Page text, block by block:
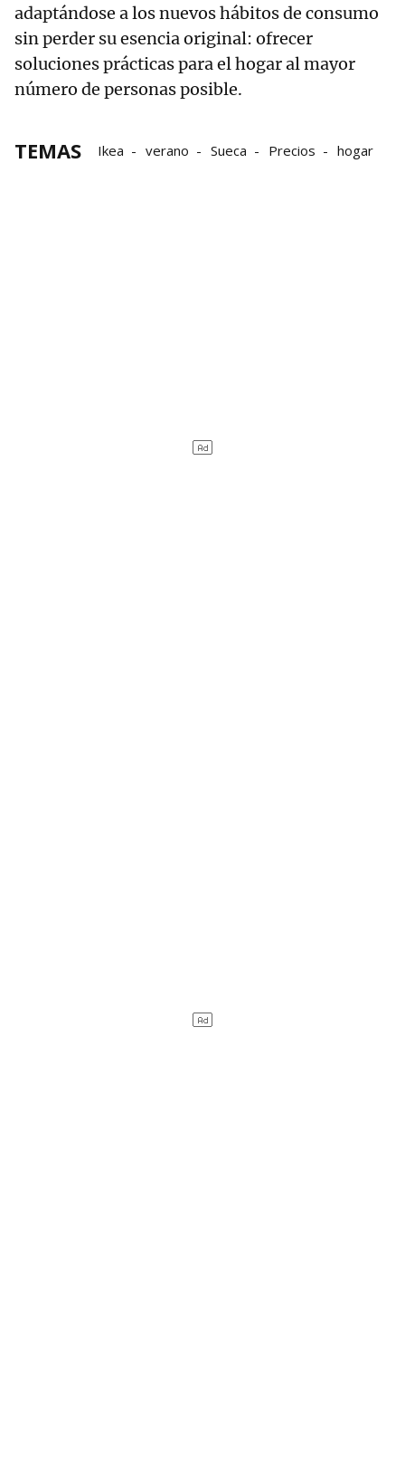
adaptándose a los nuevos hábitos de consumo
sin perder su esencia original: ofrecer
soluciones prácticas para el hogar al mayor
número de personas posible.
TEMAS Ikea verano Sueca Precios hogar